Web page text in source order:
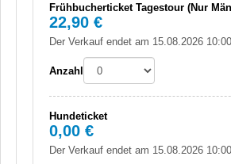
Frühbucherticket Tagestour (Nur
22,90 €
Der Verkauf endet am 15.08.2026
Anzahl
Hundeticket
0,00 €
Der Verkauf endet am 15.08.2026